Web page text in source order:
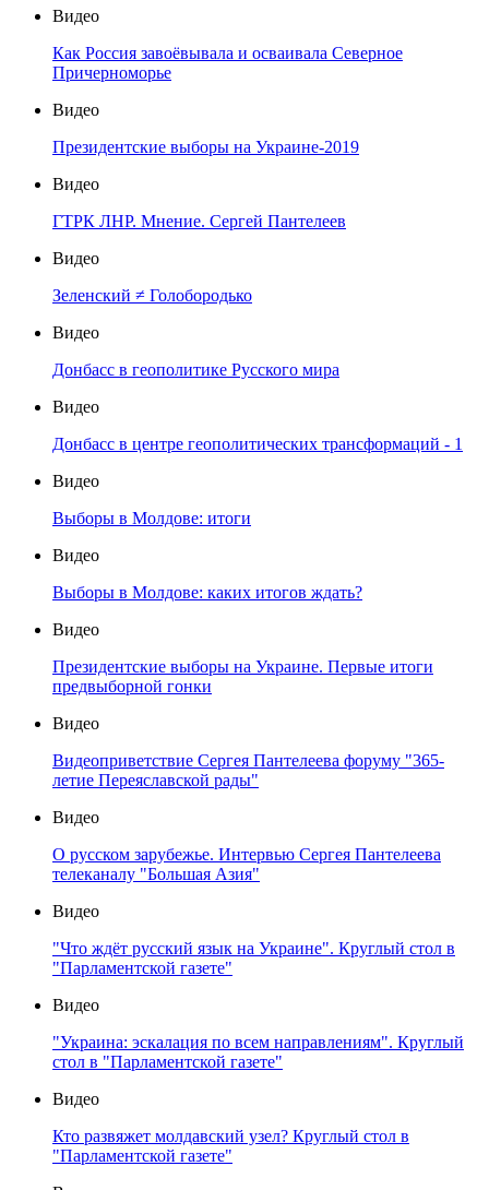
Видео
Как Россия завоёвывала и осваивала Северное
Причерноморье
Видео
Президентские выборы на Украине-2019
Видео
ГТРК ЛНР. Мнение. Сергей Пантелеев
Видео
Зеленский ≠ Голобородько
Видео
Донбасс в геополитике Русского мира
Видео
Донбасс в центре геополитических трансформаций - 1
Видео
Выборы в Молдове: итоги
Видео
Выборы в Молдове: каких итогов ждать?
Видео
Президентские выборы на Украине. Первые итоги
предвыборной гонки
Видео
Видеоприветствие Сергея Пантелеева форуму "365-
летие Переяславской рады"
Видео
О русском зарубежье. Интервью Сергея Пантелеева
телеканалу "Большая Азия"
Видео
"Что ждёт русский язык на Украине". Круглый стол в
"Парламентской газете"
Видео
"Украина: эскалация по всем направлениям". Круглый
стол в "Парламентской газете"
Видео
Кто развяжет молдавский узел? Круглый стол в
"Парламентской газете"